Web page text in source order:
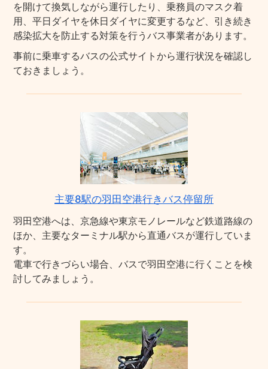
を開けて換気しながら運行したり、乗務員のマスク着
用、平日ダイヤを休日ダイヤに変更するなど、引き続き
感染拡大を防止する対策を行うバス事業者があります。
事前に乗車するバスの公式サイトから運行状況を確認し
ておきましょう。
主要8駅の羽田空港行きバス停留所
羽田空港へは、京急線や東京モノレールなど鉄道路線の
ほか、主要なターミナル駅から直通バスが運行していま
す。
電車で行きづらい場合、バスで羽田空港に行くことを検
討してみましょう。